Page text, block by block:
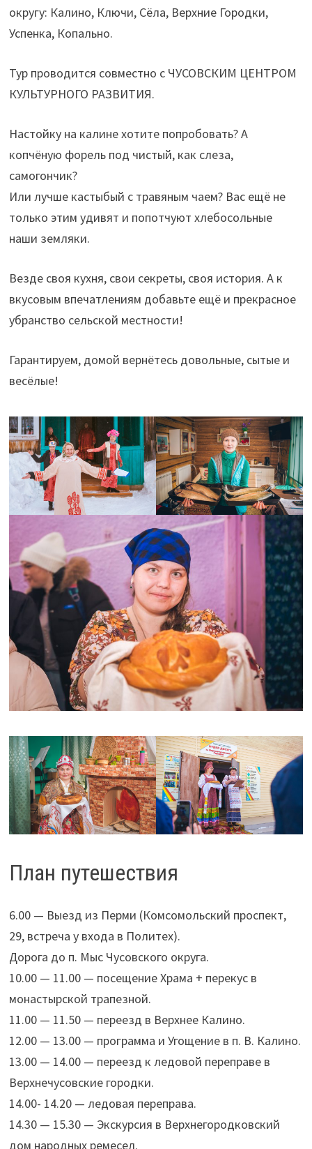
округу: Калино, Ключи, Сёла, Верхние Городки,
Успенка, Копально.
Тур проводится совместно с ЧУСОВСКИМ ЦЕНТРОМ
КУЛЬТУРНОГО РАЗВИТИЯ.
Настойку на калине хотите попробовать? А
копчёную форель под чистый, как слеза,
самогончик?
Или лучше кастыбый с травяным чаем? Вас ещё не
только этим удивят и попотчуют хлебосольные
наши земляки.
Везде своя кухня, свои секреты, своя история. А к
вкусовым впечатлениям добавьте ещё и прекрасное
убранство сельской местности!
Гарантируем, домой вернётесь довольные, сытые и
весёлые!
План путешествия
6.00 — Выезд из Перми (Комсомольский проспект,
29, встреча у входа в Политех).
Дорога до п. Мыс Чусовского округа.
10.00 — 11.00 — посещение Храма + перекус в
монастырской трапезной.
11.00 — 11.50 — переезд в Верхнее Калино.
12.00 — 13.00 — программа и Угощение в п. В. Калино.
13.00 — 14.00 — переезд к ледовой переправе в
Верхнечусовские городки.
14.00- 14.20 — ледовая переправа.
14.30 — 15.30 — Экскурсия в Верхнегородковский
дом народных ремесел.